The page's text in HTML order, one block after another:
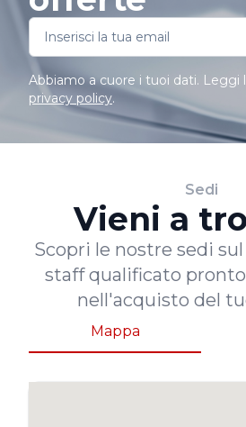
Abbiamo a cuore i tuoi dati. Leggi
privacy policy.
Sedi
Vieni a
Scopri le nostre sedi
staff qualificato
nell'acquisto del
Mappa